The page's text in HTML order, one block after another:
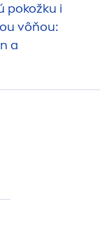
pokožku i
vôňou:
a